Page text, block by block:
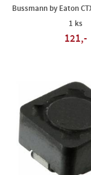
Bussmann by Eaton
1 ks
121,-